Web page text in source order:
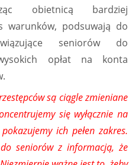
obietnicą bardziej
warunków, podsuwają do
seniorów do
opłat na konta
są ciągle zmieniane
się wyłącznie na
ich pełen zakres.
seniorów z informacją, że